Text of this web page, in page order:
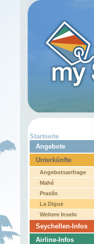
Startseite
Angebote
Unterkünfte
Angebotsanfrage
Mahé
Praslín
La Digue
Weitere Inseln
Seychellen-Infos
Airline-Infos